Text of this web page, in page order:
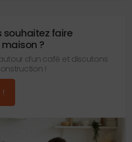
souhaitez faire
?
d’un café et discutons
!